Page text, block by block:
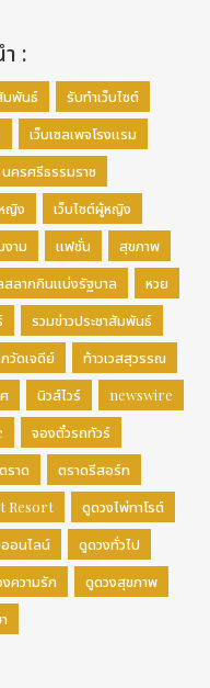
:
มพันธ์
รับทำเว็บไซต์
เว็บเซลเพจโรงแรม
นครศรีธรรมราช
ญิง
เว็บไซต์ผู้หญิง
งาม แฟชั่น
สุขภาพ
ลากกินแบ่งรัฐบาล
หวย
รวมข่าวประชาสัมพันธ์
กวัดเจดีย์
ท้าวเวสสุวรรณ
นิวส์ไวร์
newswire
จองตั๋วรถทัวร์
ราด
ตราดรีสอร์ท
Resort
ดูดวงไพ่ทาโรต์
อนไลน์
ดูดวงทั่วไป
ความรัก
ดูดวงสุขภาพ